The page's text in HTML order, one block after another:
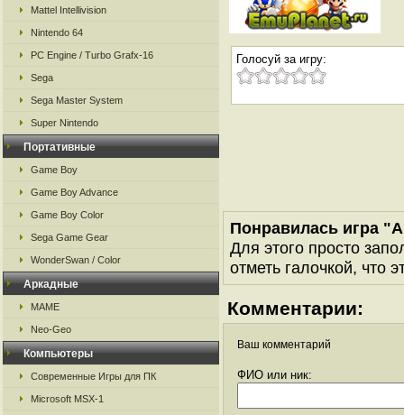
Mattel Intellivision
Nintendo 64
PC Engine / Turbo Grafx-16
Sega
Sega Master System
Super Nintendo
Портативные
Game Boy
Game Boy Advance
Game Boy Color
Sega Game Gear
WonderSwan / Color
Аркадные
MAME
Neo-Geo
Компьютеры
Современные Игры для ПК
Microsoft MSX-1
Голосуй за игру:
Понравилась игра
Для этого просто
отметь галочкой, что
Комментарии:
Ваш комментарий
ФИО или ник: